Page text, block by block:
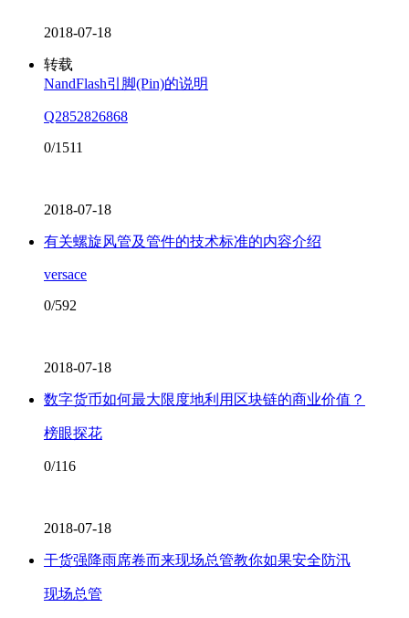
2018-07-18
转载
NandFlash引脚(Pin)的说明
Q2852826868
0/1511
2018-07-18
有关螺旋风管及管件的技术标准的内容介绍
versace
0/592
2018-07-18
数字货币如何最大限度地利用区块链的商业价值？
榜眼探花
0/116
2018-07-18
干货强降雨席卷而来现场总管教你如果安全防汛
现场总管